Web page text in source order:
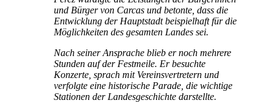
und Bürger von Carcas und betonte, dass die
Entwicklung der Hauptstadt beispielhaft für die
Möglichkeiten des gesamten Landes sei.
Nach seiner Ansprache blieb er noch mehrere
Stunden auf der Festmeile. Er besuchte
Konzerte, sprach mit Vereinsvertretern und
verfolgte eine historische Parade, die wichtige
Stationen der Landesgeschichte darstellte.